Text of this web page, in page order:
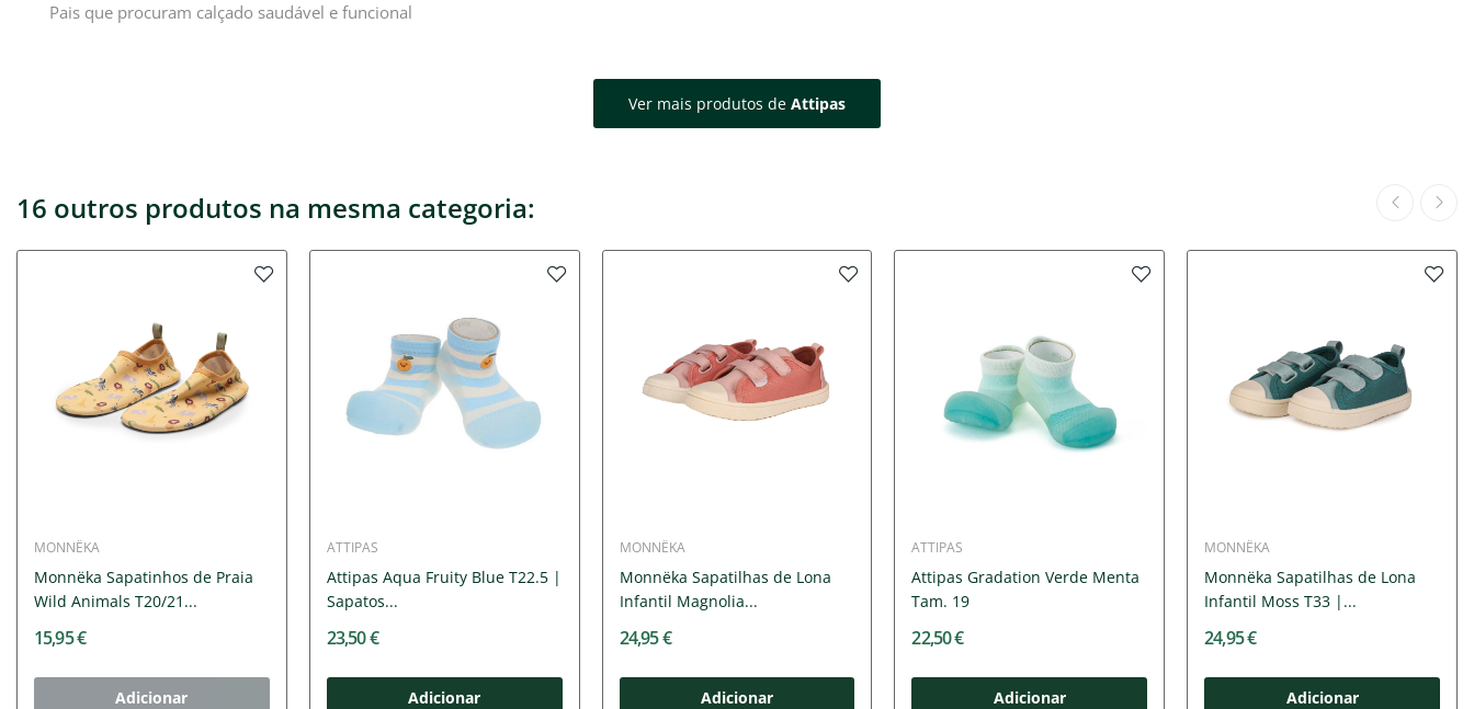
Pais que procuram calçado saudável e funcional
Ver mais produtos de Attipas
16 outros produtos na mesma categoria:
MONNËKA
Monnëka Sapatinhos de Praia
Wild Animals T20/21...
15,95 €
Adicionar
ATTIPAS
Attipas Aqua Fruity Blue T22.5 |
Sapatos...
23,50 €
Adicionar
MONNËKA
Monnëka Sapatilhas de Lona
Infantil Magnolia...
24,95 €
Adicionar
ATTIPAS
Attipas Gradation Verde Menta
Tam. 19
22,50 €
Adicionar
MONNËKA
Monnëka Sapatilhas de Lona
Infantil Moss T33 |...
24,95 €
Adicionar